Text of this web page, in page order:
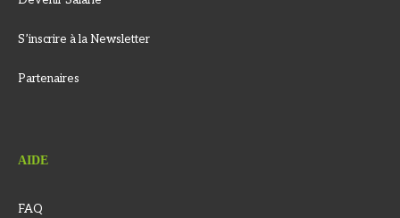
S’inscrire à la Newsletter
Partenaires
AIDE
FAQ